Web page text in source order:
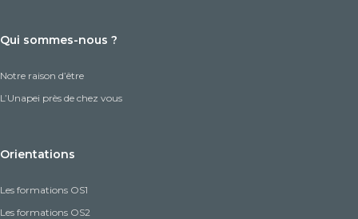
Qui sommes-nous ?
Notre raison d’être
L’Unapei près de chez vous
Orientations
Les formations OS1
Les formations OS2